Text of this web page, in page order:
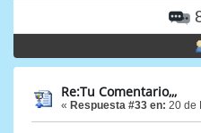
Re:Tu Comentario,,,
« Respuesta #33 en: 20 de